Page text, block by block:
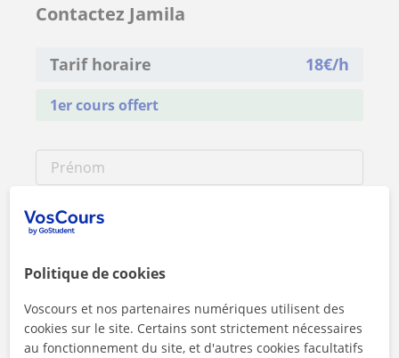
Contactez Jamila
Tarif horaire 18€/h
1er cours offert
Politique de cookies
Voscours et nos partenaires numériques utilisent des
cookies sur le site. Certains sont strictement nécessaires
au fonctionnement du site, et d'autres cookies facultatifs